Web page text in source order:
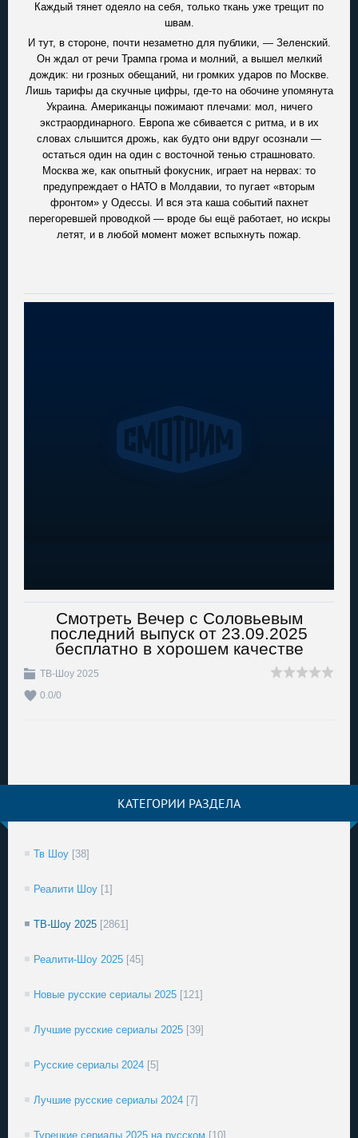
Каждый тянет одеяло на себя, только ткань уже трещит по
швам.
И тут, в стороне, почти незаметно для публики, — Зеленский.
Он ждал от речи Трампа грома и молний, а вышел мелкий
дождик: ни грозных обещаний, ни громких ударов по Москве.
Лишь тарифы да скучные цифры, где-то на обочине упомянута
Украина. Американцы пожимают плечами: мол, ничего
экстраординарного. Европа же сбивается с ритма, и в их
словах слышится дрожь, как будто они вдруг осознали —
остаться один на один с восточной тенью страшновато.
Москва же, как опытный фокусник, играет на нервах: то
предупреждает о НАТО в Молдавии, то пугает «вторым
фронтом» у Одессы. И вся эта каша событий пахнет
перегоревшей проводкой — вроде бы ещё работает, но искры
летят, и в любой момент может вспыхнуть пожар.
Смотреть Вечер с Соловьевым
последний выпуск от 23.09.2025
бесплатно в хорошем качестве
ТВ-Шоу 2025
0.0/0
КАТЕГОРИИ РАЗДЕЛА
Тв Шоу [38]
Реалити Шоу [1]
ТВ-Шоу 2025 [2861]
Реалити-Шоу 2025 [45]
Новые русские сериалы 2025 [121]
Лучшие русские сериалы 2025 [39]
Русские сериалы 2024 [5]
Лучшие русские сериалы 2024 [7]
Турецкие сериалы 2025 на русском [10]